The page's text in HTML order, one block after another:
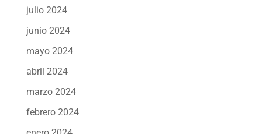
julio 2024
junio 2024
mayo 2024
abril 2024
marzo 2024
febrero 2024